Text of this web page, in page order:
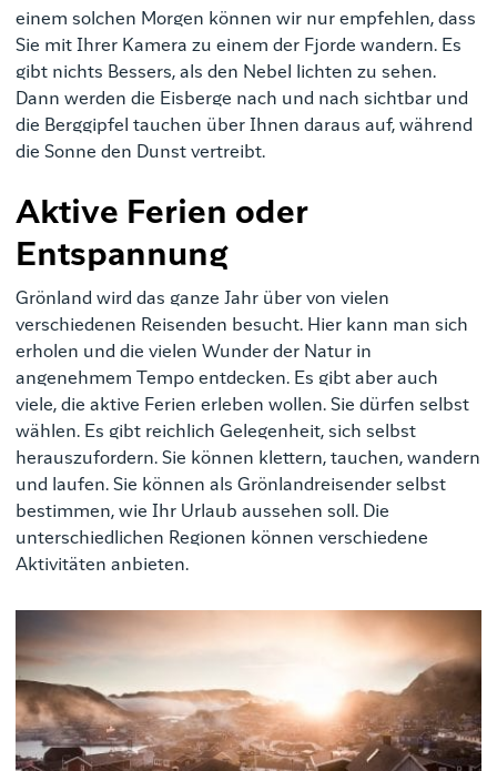
einem solchen Morgen können wir nur empfehlen, dass
Sie mit Ihrer Kamera zu einem der Fjorde wandern. Es
gibt nichts Bessers, als den Nebel lichten zu sehen.
Dann werden die Eisberge nach und nach sichtbar und
die Berggipfel tauchen über Ihnen daraus auf, während
die Sonne den Dunst vertreibt.
Aktive Ferien oder
Entspannung
Grönland wird das ganze Jahr über von vielen
verschiedenen Reisenden besucht. Hier kann man sich
erholen und die vielen Wunder der Natur in
angenehmem Tempo entdecken. Es gibt aber auch
viele, die aktive Ferien erleben wollen. Sie dürfen selbst
wählen. Es gibt reichlich Gelegenheit, sich selbst
herauszufordern. Sie können klettern, tauchen, wandern
und laufen. Sie können als Grönlandreisender selbst
bestimmen, wie Ihr Urlaub aussehen soll. Die
unterschiedlichen Regionen können verschiedene
Aktivitäten anbieten.